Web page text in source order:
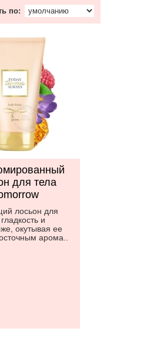
по:
для тела
лосьон для
и
окутывая ее
арома..